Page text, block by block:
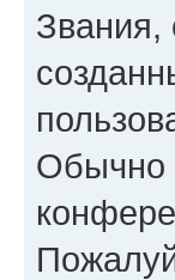
Звания,
Обычно